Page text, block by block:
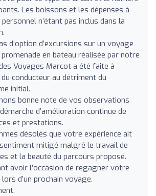
Les boissons et les dépenses à
n’étant pas inclus dans la
d’option d’excursions sur un voyage
en bateau réalisée par notre
Voyages Marcot a été faite à
du conducteur au détriment du
initial.
bonne note de vos observations
d’amélioration continue de
et prestations.
désolés que votre expérience ait
mitigé malgré le travail de
et la beauté du parcours proposé.
avoir l’occasion de regagner votre
d’un prochain voyage.